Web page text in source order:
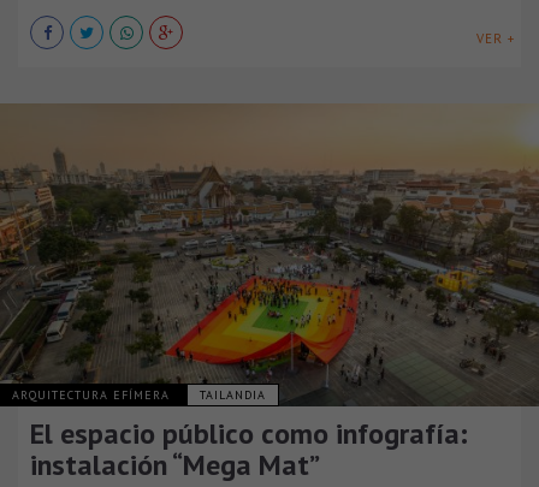
VER +
ARQUITECTURA EFÍMERA TAILANDIA
El espacio público como infografía:
instalación “Mega Mat”